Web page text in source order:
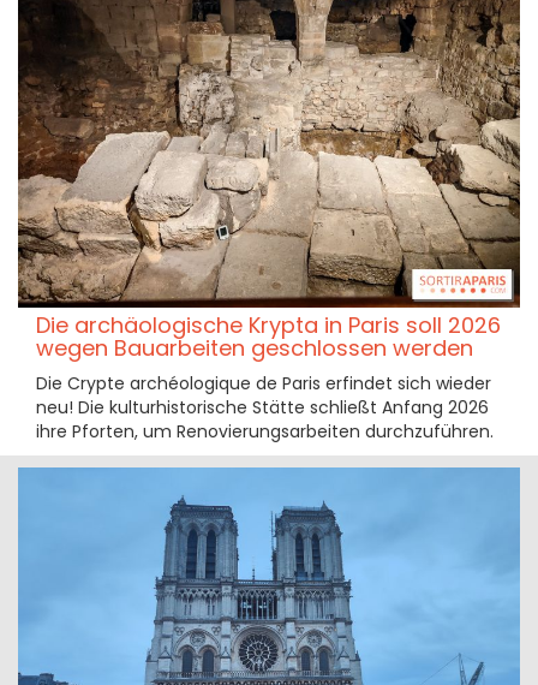
Die archäologische Krypta in Paris soll 2026
wegen Bauarbeiten geschlossen werden
Die Crypte archéologique de Paris erfindet sich wieder
neu! Die kulturhistorische Stätte schließt Anfang 2026
ihre Pforten, um Renovierungsarbeiten durchzuführen.